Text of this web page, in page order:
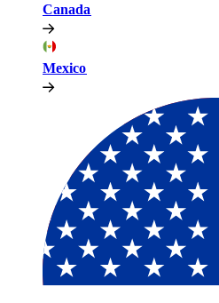
Canada​​
Mexico​​